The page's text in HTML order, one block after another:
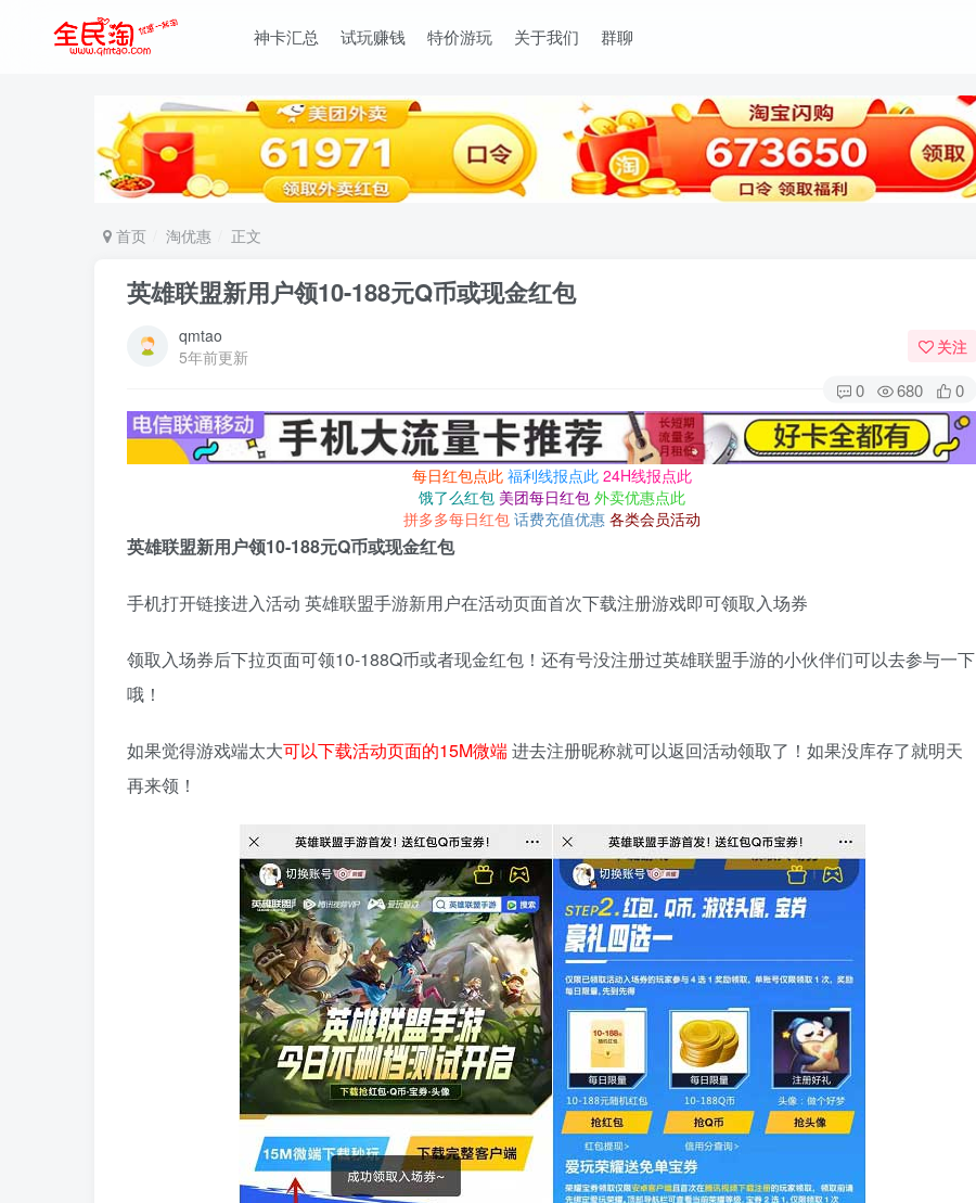
神卡汇总 试玩赚钱 特价游玩 关于我们 群聊
首页 淘优惠 正文
英雄联盟新用户领10-188元Q币或现金红包
qmtao
5年前更新
关注
0 680 0
每日红包点此 福利线报点此 24H线报点此
饿了么红包 美团每日红包 外卖优惠点此
拼多多每日红包 话费充值优惠 各类会员活动
英雄联盟新用户领10-188元Q币或现金红包
手机打开链接进入活动 英雄联盟手游新用户在活动页面首次下载注册游戏即可领取入场券
领取入场券后下拉页面可领10-188Q币或者现金红包！还有号没注册过英雄联盟手游的小伙伴们可以去参与一下
哦！
如果觉得游戏端太大可以下载活动页面的15M微端进去注册昵称就可以返回活动领取了！如果没库存了就明天
再来领！